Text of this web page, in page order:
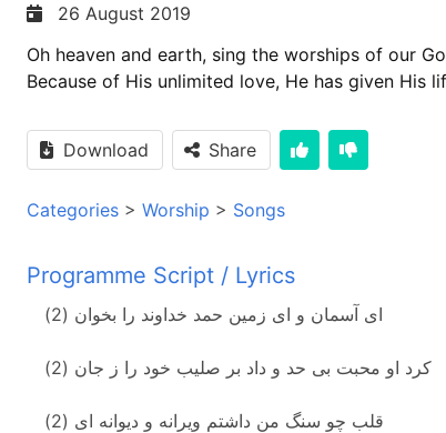
26 August 2019
Oh heaven and earth, sing the worships of our
Because of His unlimited love, He has given His
Download Share
Categories > Worship > Songs
Programme Script / Lyrics
ای آسمان و ای زمین حمد خداوند را بخوان (2)
کرد او محبت بی حد و داد بر صلیب خود را ز جان (2)
قلب چو سنگ من داشتم ویرانه و دیوانه ای (2)